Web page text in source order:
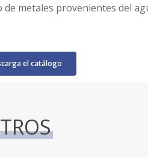
de metales provenientes del
el catálogo